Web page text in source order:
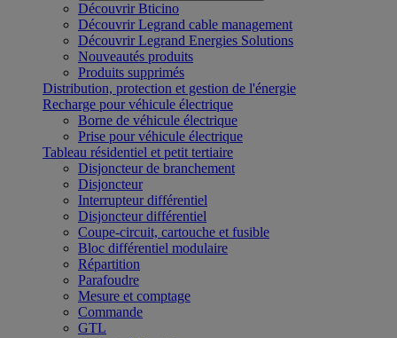
Découvrir Bticino
Découvrir Legrand cable management
Découvrir Legrand Energies Solutions
Nouveautés produits
Produits supprimés
Distribution, protection et gestion de l'énergie
Recharge pour véhicule électrique
Borne de véhicule électrique
Prise pour véhicule électrique
Tableau résidentiel et petit tertiaire
Disjoncteur de branchement
Disjoncteur
Interrupteur différentiel
Disjoncteur différentiel
Coupe-circuit, cartouche et fusible
Bloc différentiel modulaire
Répartition
Parafoudre
Mesure et comptage
Commande
GTL